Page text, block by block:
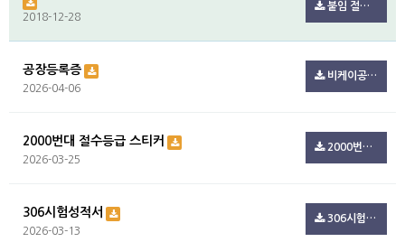
2018-12-28
붙임 절수설비 및 절수제품 설치 의무화 설명자료2021.7..pdf(606.4K)
공장등록증
2026-04-06
비케이공장등록증.pdf(101.0K)
2000번대 절수등급 스티커
2026-03-25
2000번대 절수등급.zip(494.7K)
306시험성적서
2026-03-13
306시험성적서.pdf(100.3K)